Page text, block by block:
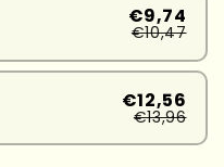
€9,74
€10,47
€12,56
€13,96